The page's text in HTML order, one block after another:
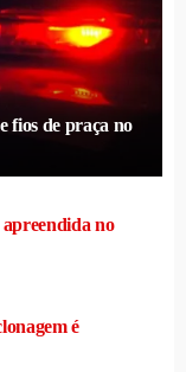
fios de praça no
apreendida no
é